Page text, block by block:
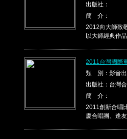
出版社：
簡 介：
2012向大師致
以大師經典作
2011台灣國際
類 別：影音
出版社：台灣
簡 介：
2011創新合唱
慶合唱團、逢